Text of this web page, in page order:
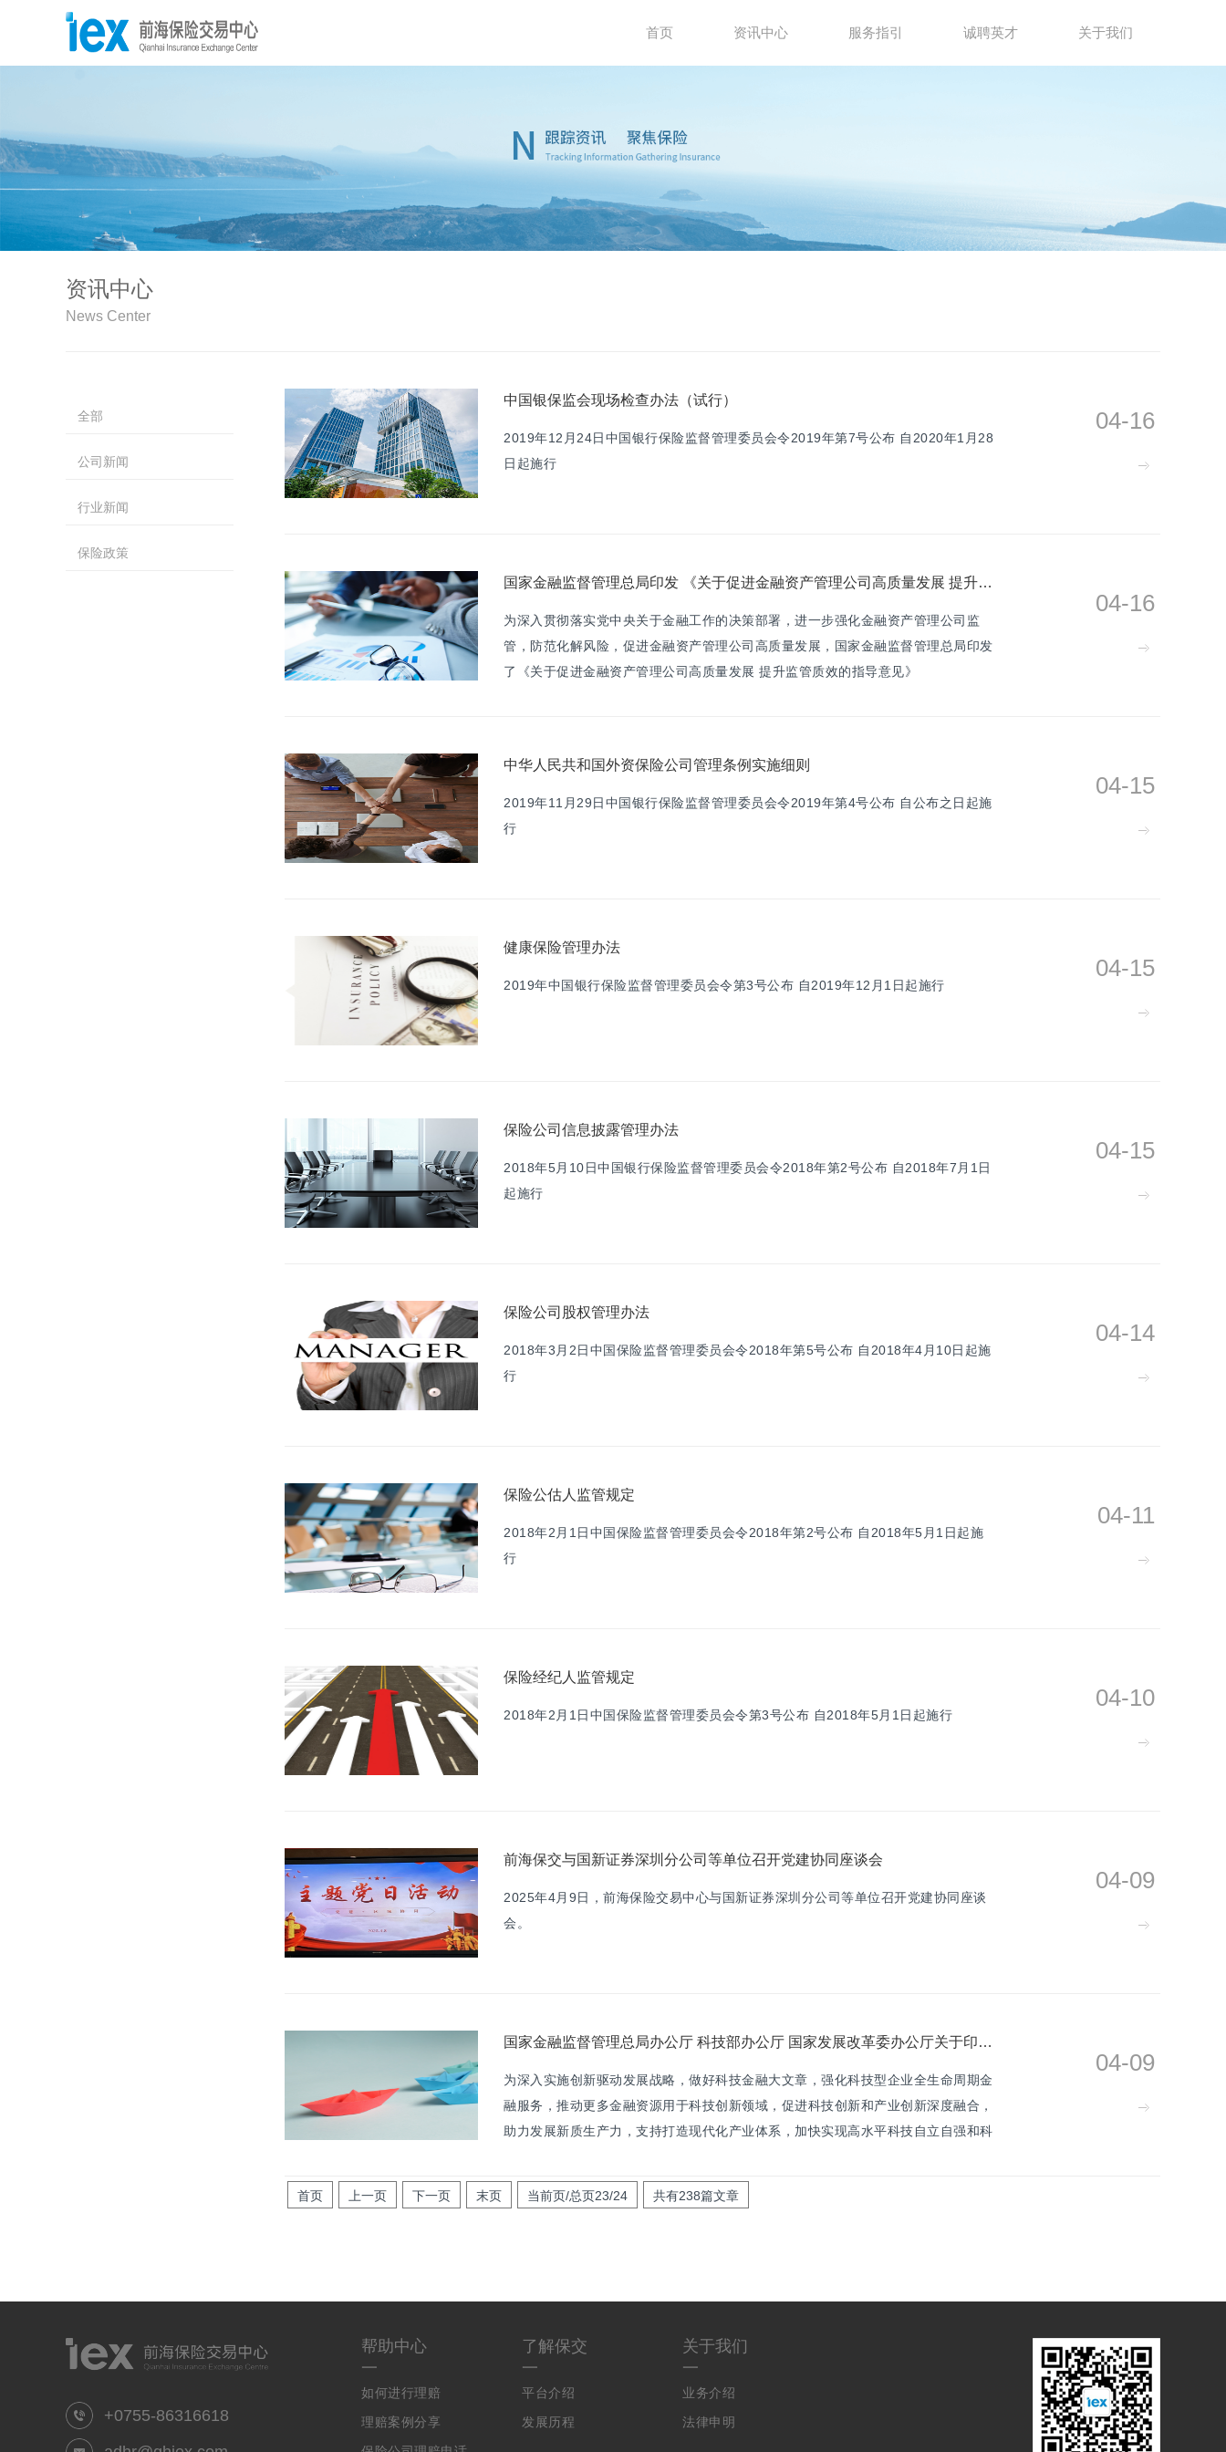
首页 资讯中心 服务指引 诚聘英才 关于我们
资讯中心
News Center
全部
公司新闻
行业新闻
保险政策
中国银保监会现场检查办法（试行）
2019年12月24日中国银行保险监督管理委员会令2019年第7号公布 自2020年1月28
日起施行
04-16
国家金融监督管理总局印发 《关于促进金融资产管理公司高质量发展 提升监管质效的指导意见》
为深入贯彻落实党中央关于金融工作的决策部署，进一步强化金融资产管理公司监
管，防范化解风险，促进金融资产管理公司高质量发展，国家金融监督管理总局印发
了《关于促进金融资产管理公司高质量发展 提升监管质效的指导意见》
04-16
中华人民共和国外资保险公司管理条例实施细则
2019年11月29日中国银行保险监督管理委员会令2019年第4号公布 自公布之日起施
行
04-15
健康保险管理办法
2019年中国银行保险监督管理委员会令第3号公布 自2019年12月1日起施行
04-15
保险公司信息披露管理办法
2018年5月10日中国银行保险监督管理委员会令2018年第2号公布 自2018年7月1日
起施行
04-15
保险公司股权管理办法
2018年3月2日中国保险监督管理委员会令2018年第5号公布 自2018年4月10日起施
行
04-14
保险公估人监管规定
2018年2月1日中国保险监督管理委员会令2018年第2号公布 自2018年5月1日起施
行
04-11
保险经纪人监管规定
2018年2月1日中国保险监督管理委员会令第3号公布 自2018年5月1日起施行
04-10
前海保交与国新证券深圳分公司等单位召开党建协同座谈会
2025年4月9日，前海保险交易中心与国新证券深圳分公司等单位召开党建协同座谈
会。
04-09
国家金融监督管理总局办公厅 科技部办公厅 国家发展改革委办公厅关于印发《银行业保险业科技金融高质量发展实施方案》的通知
为深入实施创新驱动发展战略，做好科技金融大文章，强化科技型企业全生命周期金
融服务，推动更多金融资源用于科技创新领域，促进科技创新和产业创新深度融合，
助力发展新质生产力，支持打造现代化产业体系，加快实现高水平科技自立自强和科
04-09
首页 上一页 下一页 末页 当前页/总页23/24 共有238篇文章
+0755-86316618
帮助中心
一
如何进行理赔
理赔案例分享
了解保交
一
平台介绍
发展历程
关于我们
一
业务介绍
法律申明